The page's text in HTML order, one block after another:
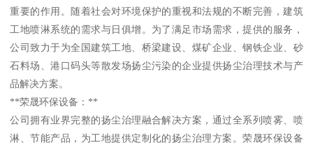
重要的作用。随着社会对环境保护的重视和法规的不断完善，建筑
工地喷淋系统的需求与日俱增。为了满足市场需求，提供的服务，
公司致力于为全国建筑工地、桥梁建设、煤矿企业、钢铁企业、砂
石料场、港口码头等散发场扬尘污染的企业提供扬尘治理技术与产
品解决方案。
**荣晟环保设备：**
公司拥有业界完整的扬尘治理融合解决方案，通过全系列喷雾、喷
淋、节能产品，为工地提供定制化的扬尘治理方案。荣晟环保设备